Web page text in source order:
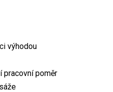
výhodou
pracovní poměr